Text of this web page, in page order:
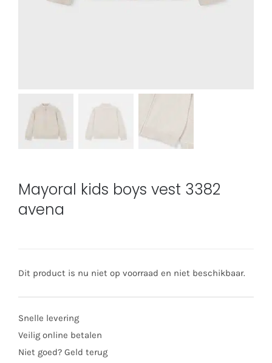
Mayoral kids boys vest 3382
avena
Dit product is nu niet op voorraad en niet beschikbaar.
Snelle levering
Veilig online betalen
Niet goed? Geld terug